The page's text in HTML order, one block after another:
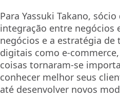
Para Yassuki Takano,
integração entre negócios
negócios e a estratégia de
digitais como e-
coisas tornaram-se
conhecer melhor seus
até desenvolver novos